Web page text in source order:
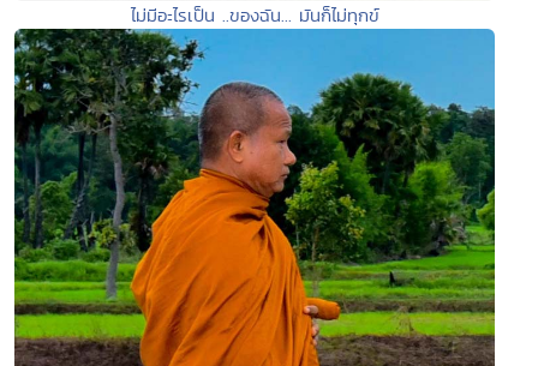
ไม่มีอะไรเป็น ..ของฉัน... มันก็ไม่ทุกข์